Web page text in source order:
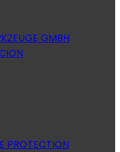
GMBH
PROTECTION